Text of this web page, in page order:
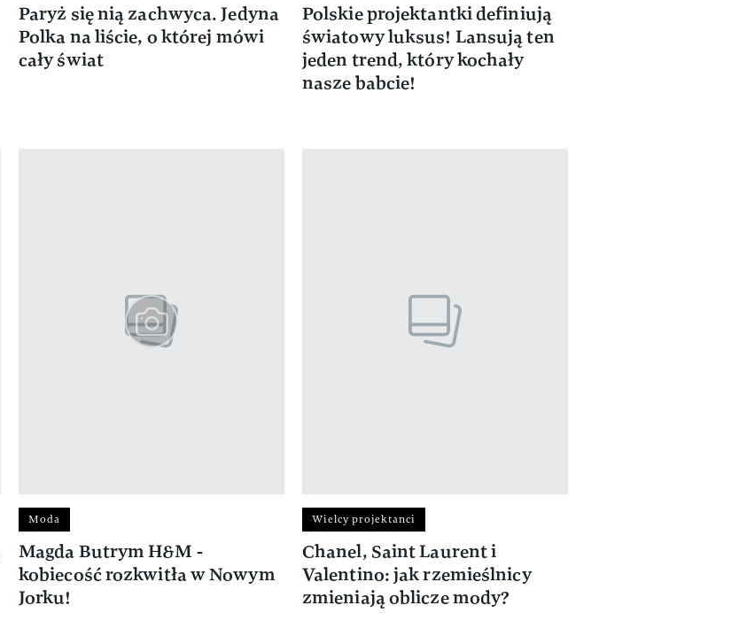
Paryż się nią zachwyca. Jedyna
Polka na liście, o której mówi
cały świat
Polskie projektantki definiują
światowy luksus! Lansują ten
jeden trend, który kochały
nasze babcie!
Moda
Magda Butrym H&M -
kobiecość rozkwitła w Nowym
Jorku!
Wielcy projektanci
Chanel, Saint Laurent i
Valentino: jak rzemieślnicy
zmieniają oblicze mody?